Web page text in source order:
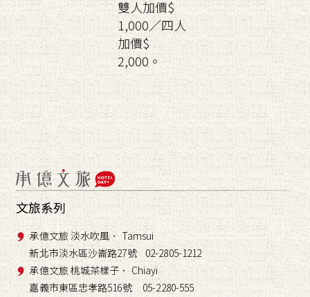
雙人加價$
1,000／四人
加價$
2,000。
文旅系列
承億文旅 淡水吹風． Tamsui
新北市淡水區沙崙路27號 02-2805-1212
承億文旅 桃城茶樣子． Chiayi
嘉義市東區忠孝路516號 05-2280-555